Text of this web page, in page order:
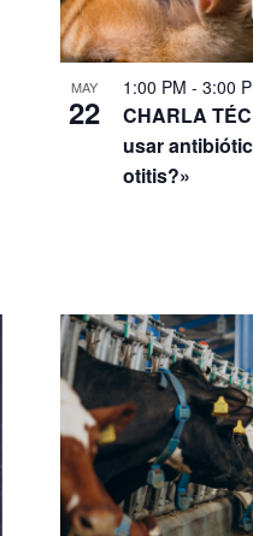
MAY
22
1:00 PM - 3:00
CHARLA
usar
otitis?»